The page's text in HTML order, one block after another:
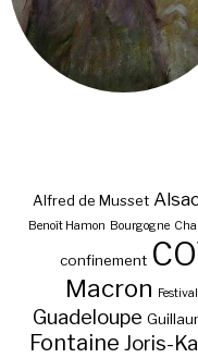
Alfred de Musset
Benoît Hamon Bourgogne
confinement
Macron
Guadeloupe
Fontaine Joris-